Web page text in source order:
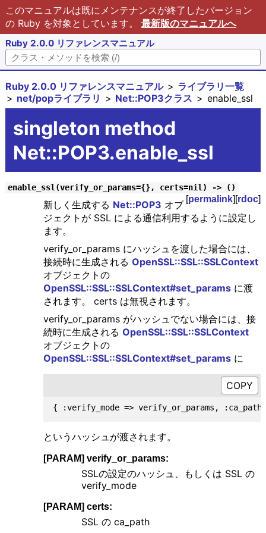
このマニュアルは既にメンテナンスが終了したバージョン
の Ruby を対象としています。 最新版のマニュアルへ
Ruby 2.0.0 リファレンスマニュアル
Ruby 2.0.0 リファレンスマニュアル
ライブラリ一覧
net/popライブラリ
Net::POP3クラス enable_ssl
singleton method
Net::POP3.enable_ssl
enable_ssl(verify_or_params={}, certs=nil) -> ()
[permalink][rdoc]
新しく生成する Net::POP3 オブ
ジェクトが SSL による通信利用するように設定し
ます。
verify_or_params にハッシュを渡した場合には、
接続時に生成される OpenSSL::SSL::SSLContext
オブジェクトの
OpenSSL::SSL::SSLContext#set_paramsに渡
されます。 certs は無視されます。
verify_or_params がハッシュでない場合には、接
続時に生成される OpenSSL::SSL::SSLContext
オブジェクトの
OpenSSL::SSL::SSLContext#set_paramsに
というハッシュが渡されます。
[PARAM] verify_or_params:
SSLの設定のハッシュ、もしくは SSL の
verify_mode
[PARAM] certs:
SSL の ca_path